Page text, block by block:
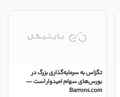
تگزاس به سرمایه‌گذاری بزرگ در
بورس‌های سهام امیدوار است —
Barrons.com